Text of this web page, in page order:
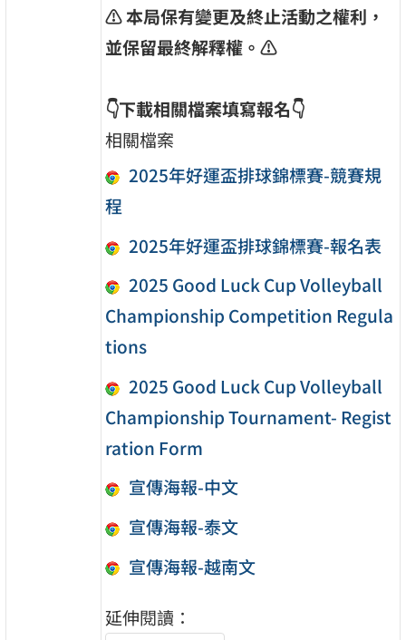
⚠ 本局保有變更及終止活動之權利，
並保留最終解釋權。⚠
👇下載相關檔案填寫報名👇
相關檔案
2025年好運盃排球錦標賽-競賽規
程
2025年好運盃排球錦標賽-報名表
2025 Good Luck Cup Volleyball
Championship Competition Regula
tions
2025 Good Luck Cup Volleyball
Championship Tournament- Regist
ration Form
宣傳海報-中文
宣傳海報-泰文
宣傳海報-越南文
延伸閱讀：